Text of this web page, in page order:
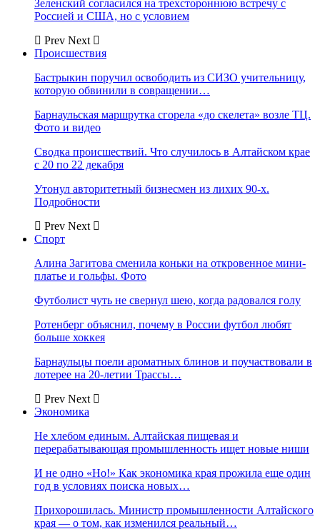
Зеленский согласился на трехстороннюю встречу с
Россией и США, но с условием
Prev Next
Происшествия
Бастрыкин поручил освободить из СИЗО учительницу,
которую обвинили в совращении…
Барнаульская маршрутка сгорела «до скелета» возле ТЦ.
Фото и видео
Сводка происшествий. Что случилось в Алтайском крае
с 20 по 22 декабря
Утонул авторитетный бизнесмен из лихих 90-х.
Подробности
Prev Next
Спорт
Алина Загитова сменила коньки на откровенное мини-
платье и гольфы. Фото
Футболист чуть не свернул шею, когда радовался голу
Ротенберг объяснил, почему в России футбол любят
больше хоккея
Барнаульцы поели ароматных блинов и поучаствовали в
лотерее на 20-летии Трассы…
Prev Next
Экономика
Не хлебом единым. Алтайская пищевая и
перерабатывающая промышленность ищет новые ниши
И не одно «Но!» Как экономика края прожила еще один
год в условиях поиска новых…
Прихорошилась. Министр промышленности Алтайского
края — о том, как изменился реальный…